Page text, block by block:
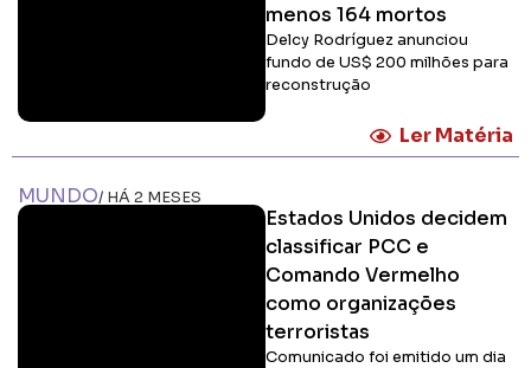
menos 164 mortos
Delcy Rodríguez anunciou
fundo de US$ 200 milhões para
reconstrução
Ler Matéria
MUNDO/ HÁ 2 MESES
Estados Unidos decidem
classificar PCC e
Comando Vermelho
como organizações
terroristas
Comunicado foi emitido um dia